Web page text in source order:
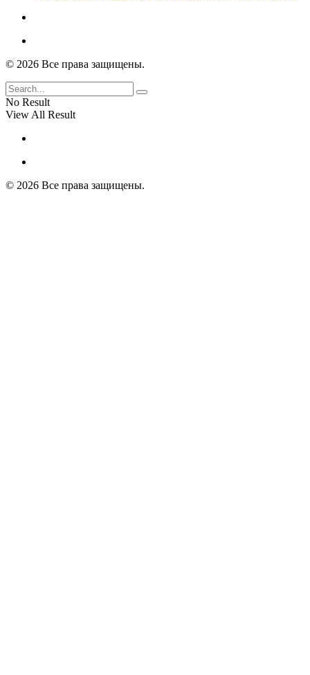
© 2026 Все права защищены.
No Result
View All Result
© 2026 Все права защищены.